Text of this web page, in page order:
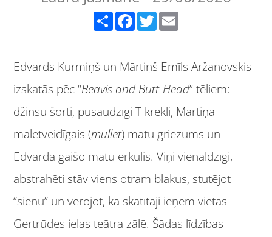
Share Facebook Twitter
Edvards Kurmiņš un Mārtiņš Emīls Aržanovskis
izskatās pēc “Beavis and Butt-Head” tēliem:
džinsu šorti, pusaudzīgi T krekli, Mārtiņa
maletveidīgais (mullet) matu griezums un
Edvarda gaišo matu ērkulis. Viņi vienaldzīgi,
abstrahēti stāv viens otram blakus, stutējot
“sienu” un vērojot, kā skatītāji ieņem vietas
Ģertrūdes ielas teātra zālē. Šādas līdzības